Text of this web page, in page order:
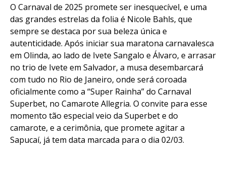
O Carnaval de 2025 promete ser inesquecível, e uma
das grandes estrelas da folia é Nicole Bahls, que
sempre se destaca por sua beleza única e
autenticidade. Após iniciar sua maratona carnavalesca
em Olinda, ao lado de Ivete Sangalo e Álvaro, e arrasar
no trio de Ivete em Salvador, a musa desembarcará
com tudo no Rio de Janeiro, onde será coroada
oficialmente como a “Super Rainha” do Carnaval
Superbet, no Camarote Allegria. O convite para esse
momento tão especial veio da Superbet e do
camarote, e a cerimônia, que promete agitar a
Sapucaí, já tem data marcada para o dia 02/03.